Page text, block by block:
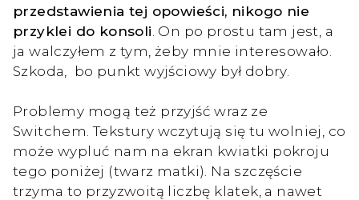
przedstawienia tej opowieści, nikogo nie
przyklei do konsoli . On po prostu tam jest, a
ja walczyłem z tym, żeby mnie interesowało.
Szkoda, bo punkt wyjściowy był dobry.
Problemy mogą też przyjść wraz ze
Switchem. Tekstury wczytują się tu wolniej, co
może wypluć nam na ekran kwiatki pokroju
tego poniżej (twarz matki). Na szczęście
trzyma to przyzwoitą liczbę klatek, a nawet